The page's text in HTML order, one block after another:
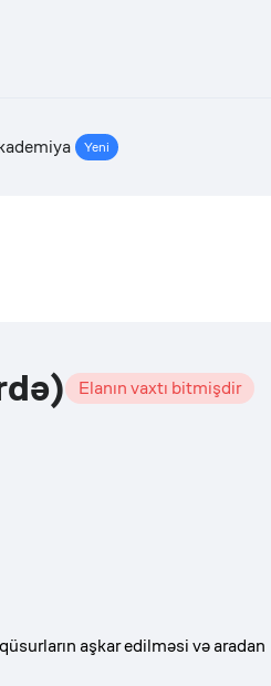
Yeni
Elanın vaxtı bitmişdir
aşkar edilməsi və aradan